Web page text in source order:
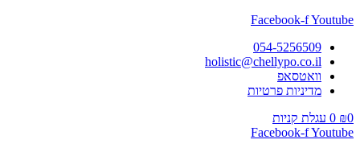
Facebook-fYoutube
054-5256509
holistic@chellypo.co.il
וואטסאפ
מדיניות פרטיות
₪0
0 עגלת קניות
Facebook-fYoutube